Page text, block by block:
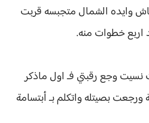
وايده الشمال متجبسه قربت
اربع خطوات منه.
نسيت وجع رقبتي فـ اول ماذكر
بصيتله واتكلم بـ أبتسامة